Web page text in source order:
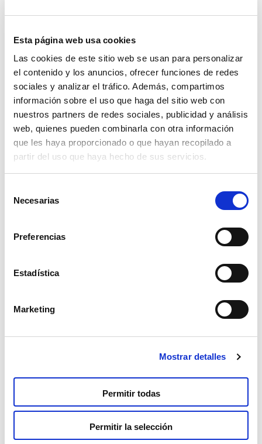
Esta página web usa cookies
Las cookies de este sitio web se usan para personalizar
el contenido y los anuncios, ofrecer funciones de redes
sociales y analizar el tráfico. Además, compartimos
información sobre el uso que haga del sitio web con
nuestros partners de redes sociales, publicidad y análisis
web, quienes pueden combinarla con otra información
que les haya proporcionado o que hayan recopilado a
partir del uso que haya hecho de sus servicios.
Necesarias
Preferencias
Estadística
Marketing
Mostrar detalles
Permitir todas
Permitir la selección
Gabby’s Dollhouse Escuela De Dibujo Con
Proyector
Read more
Gabby’s Dollhouse Memo